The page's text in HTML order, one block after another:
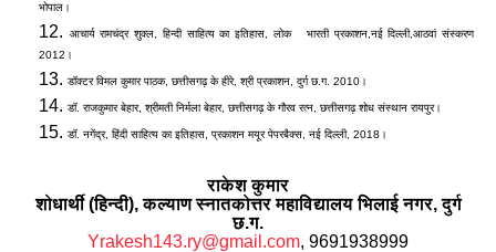
भोपाल।
आचार्य रामचंद्र शुक्ल हिन्दी साहित्य का इतिहास लोक भारती प्रकाशन, नई दिल्ली,आठवां संस्करण
2012।
डॉक्टर विमल कुमार पाठक, छत्तीसगढ़ के हीरे, श्री प्रकाशन दुर्ग छ.ग. 2010।
डॉ. राजकुमार बेहार, श्रीमती निर्मला बेहार, छत्तीसगढ़ के गौरव रत्न छत्तीसगढ़ शोध संस्थान रायपुर।
डॉ. नगेंद्र, हिंदी साहित्य का इतिहास प्रकाशन मयूर पेपरबैक्स नई दिल्ली, 2018 ।
राकेश कुमार
शोधार्थी (हिन्दी), कल्याण स्नातकोत्तर महाविद्यालय भिलाई नगर,दुर्ग
छ.ग.
Yrakesh143.ry@gmail.com, 9691938999